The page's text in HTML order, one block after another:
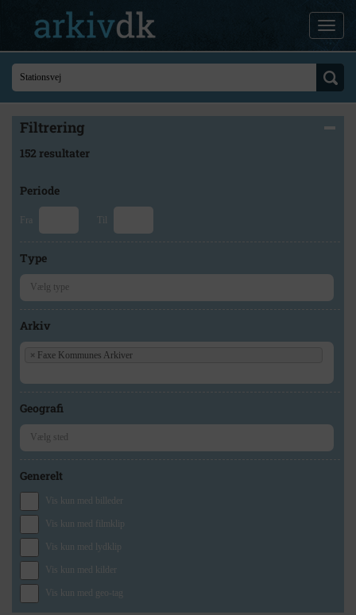
Filtrering
152 resultater
Periode
Fra Til
Type
Arkiv
× Faxe Kommunes Arkiver
Geografi
Generelt
Vis kun med billeder
Vis kun med filmklip
Vis kun med lydklip
Vis kun med kilder
Vis kun med geo-tag